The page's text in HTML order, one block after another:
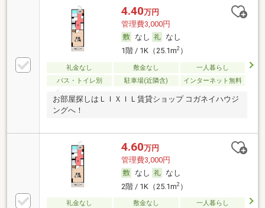
4.40万円
管理費3,000円
なし
なし
1階 / 1K（25.1m2）
礼金なし 敷金なし
一人暮らし
バス・トイレ別
駐車場(近隣含) インターネット無料
お部屋探しはＬＩＸＩＬ賃貸ショップ コガネイハウジ
ングへ！
4.60万円
管理費3,000円
なし
なし
2階 / 1K（25.1m2）
礼金なし 敷金なし 一人暮らし